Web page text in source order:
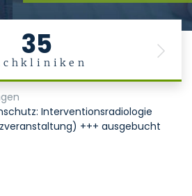
35 Next
Interventionsradiologie
+++ ausgebucht